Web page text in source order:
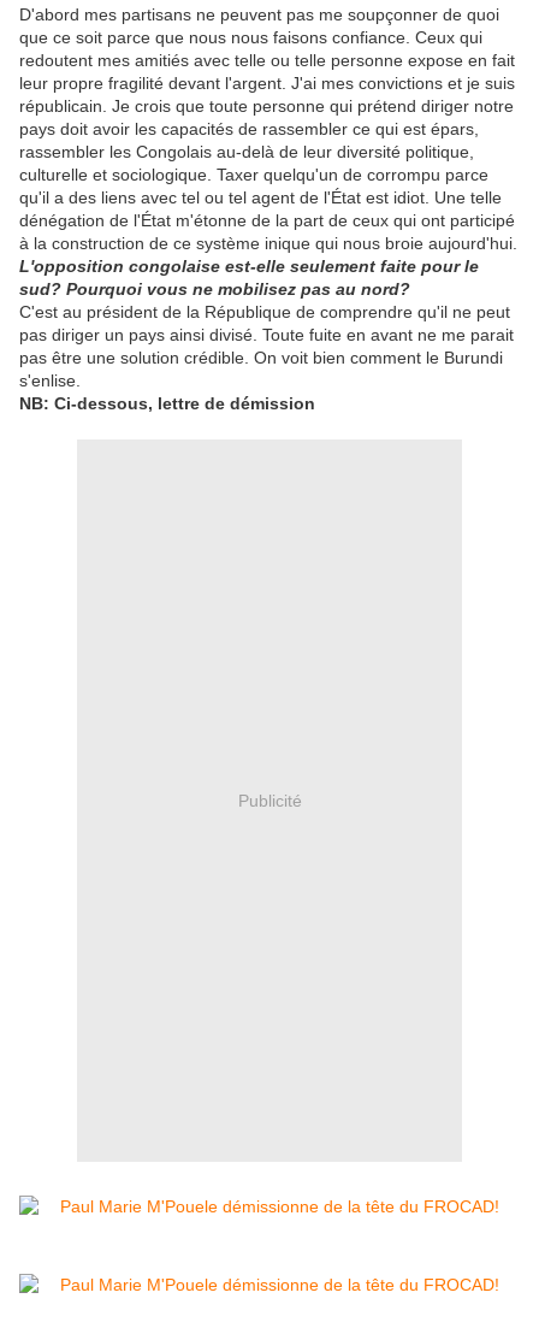
D'abord mes partisans ne peuvent pas me soupçonner de quoi
que ce soit parce que nous nous faisons confiance. Ceux qui
redoutent mes amitiés avec telle ou telle personne expose en fait
leur propre fragilité devant l'argent. J'ai mes convictions et je suis
républicain. Je crois que toute personne qui prétend diriger notre
pays doit avoir les capacités de rassembler ce qui est épars,
rassembler les Congolais au-delà de leur diversité politique,
culturelle et sociologique. Taxer quelqu'un de corrompu parce
qu'il a des liens avec tel ou tel agent de l'État est idiot. Une telle
dénégation de l'État m'étonne de la part de ceux qui ont participé
à la construction de ce système inique qui nous broie aujourd'hui.
L'opposition congolaise est-elle seulement faite pour le
sud? Pourquoi vous ne mobilisez pas au nord?
C'est au président de la République de comprendre qu'il ne peut
pas diriger un pays ainsi divisé. Toute fuite en avant ne me parait
pas être une solution crédible. On voit bien comment le Burundi
s'enlise.
NB: Ci-dessous, lettre de démission
Publicité